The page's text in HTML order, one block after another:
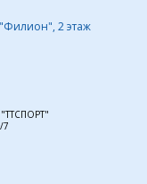
2 этаж
7